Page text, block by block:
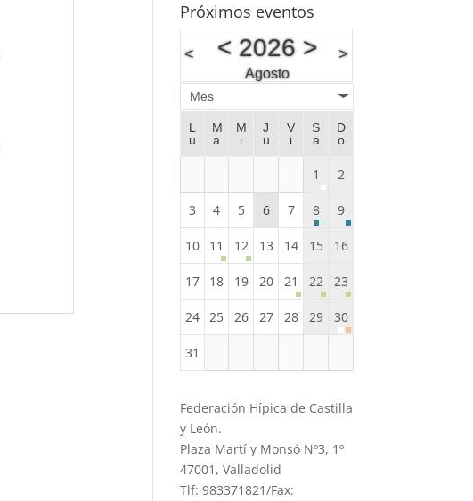
Próximos eventos
< <2026 >
Agosto
>
Mes
L
u
M
a
M
i
J
u
V
i
S
a
D
o
1 2
3 4 5 6 7 8 9
10 11 12 13 14 15 16
17 18 19 20 21 22 23
24 25 26 27 28 29 30
31
Federación Hípica de Castilla
y León.
Plaza Martí y Monsó Nº3, 1º
47001, Valladolid
Tlf: 983371821/Fax: